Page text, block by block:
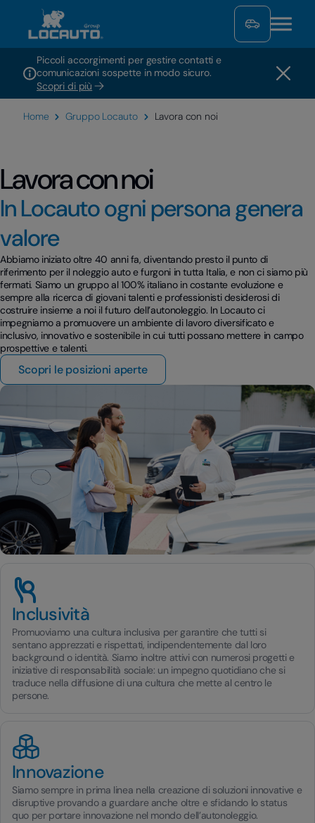
Piccoli accorgimenti per gestire contatti e
comunicazioni sospette in modo sicuro.
Scopri di più
Home Gruppo Locauto Lavora con noi
Lavora con noi
In Locauto ogni persona genera
valore
Abbiamo iniziato oltre 40 anni fa, diventando presto il punto di
riferimento per il noleggio auto e furgoni in tutta Italia, e non ci siamo più
fermati. Siamo un gruppo al 100% italiano in costante evoluzione e
sempre alla ricerca di giovani talenti e professionisti desiderosi di
costruire insieme a noi il futuro dell’autonoleggio. In Locauto ci
impegniamo a promuovere un ambiente di lavoro diversificato e
inclusivo, innovativo e sostenibile in cui tutti possano mettere in campo
prospettive e talenti.
Scopri le posizioni aperte
Inclusività
Promuoviamo una cultura inclusiva per garantire che tutti si
sentano apprezzati e rispettati, indipendentemente dal loro
background o identità. Siamo inoltre attivi con numerosi progetti e
iniziative di responsabilità sociale: un impegno quotidiano che si
traduce nella diffusione di una cultura che mette al centro le
persone.
Innovazione
Siamo sempre in prima linea nella creazione di soluzioni innovative e
disruptive provando a guardare anche oltre e sfidando lo status
quo per portare innovazione nel mondo dell’autonoleggio.